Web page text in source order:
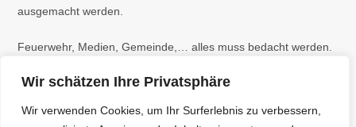
Wir schätzen Ihre Privatsphäre
Wir verwenden Cookies, um Ihr Surferlebnis zu verbessern,
ausgemacht werden.
Feuerwehr, Medien, Gemeinde,… alles muss bedacht werden.
Irgendwie ist es fast ein Ganzjahresjob.
Aber wir tun es gerne – aus Liebe zum